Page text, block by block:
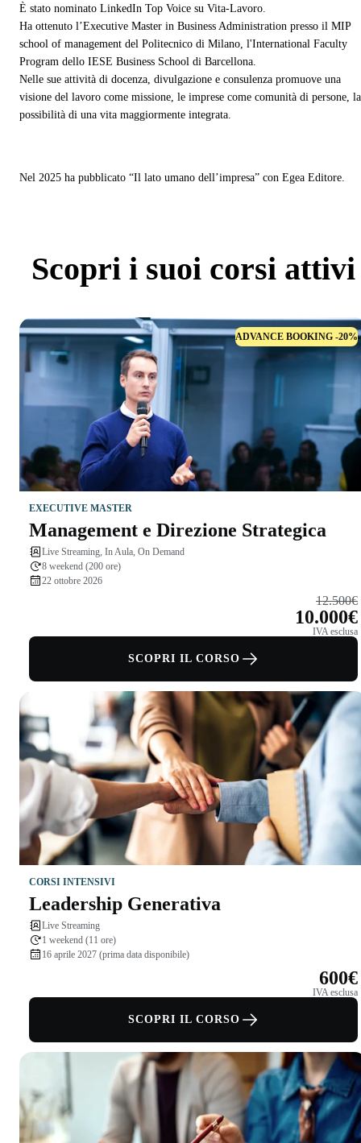
È stato nominato LinkedIn Top Voice su Vita-Lavoro.
Ha ottenuto l’Executive Master in Business Administration presso il MIP
school of management del Politecnico di Milano, l'International Faculty
Program dello IESE Business School di Barcellona.
Nelle sue attività di docenza, divulgazione e consulenza promuove una
visione del lavoro come missione, le imprese come comunità di persone, la
possibilità di una vita maggiormente integrata.
Nel 2025 ha pubblicato “Il lato umano dell’impresa” con Egea Editore.
Scopri i suoi corsi attivi
ADVANCE BOOKING -20%
EXECUTIVE MASTER
Management e Direzione Strategica
Live Streaming, In Aula, On Demand
8 weekend (200 ore)
22 ottobre 2026
12.500€
10.000€
IVA esclusa
SCOPRI IL CORSO
CORSI INTENSIVI
Leadership Generativa
Live Streaming
1 weekend (11 ore)
16 aprile 2027 (prima data disponibile)
600€
IVA esclusa
SCOPRI IL CORSO